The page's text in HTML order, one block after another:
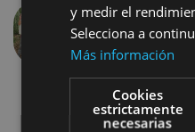
Anterior
y medir el
Selecciona a
Más información
Cookies
estrictamente
necesarias